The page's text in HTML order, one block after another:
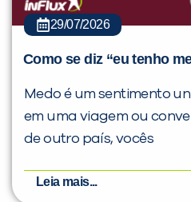
29/07/2026
Como se diz “eu tenho
Medo é um sentimento
em uma viagem ou
de outro país, vocês
Leia mais...